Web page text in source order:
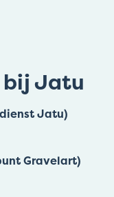
bij Jatu
Jatu)
Gravelart)